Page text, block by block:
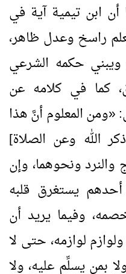
أن ابن تيمية آية في
راسخ وعدل ظاهر،
ويبني حكمه الشرعي
كما في كلامه عن
«ومن المعلوم أنَّ هذا
الله وعن الصلاة]
ونحوهما، وإن
يستغرق قلبه
وفيما يريد أن
لوازمه، حتى لا
بمن يسلِّم عليه، ولا